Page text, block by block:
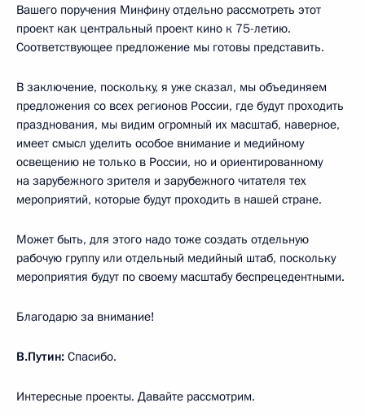
Вашего поручения Минфину отдельно рассмотреть этот
проект как центральный проект кино к 75-летию.
Соответствующее предложение мы готовы представить.
В заключение, поскольку, я уже сказал, мы объединяем
предложения со всех регионов России, где будут проходить
празднования, мы видим огромный их масштаб, наверное,
имеет смысл уделить особое внимание и медийному
освещению не только в России, но и ориентированному
на зарубежного зрителя и зарубежного читателя тех
мероприятий, которые будут проходить в нашей стране.
Может быть, для этого надо тоже создать отдельную
рабочую группу или отдельный медийный штаб, поскольку
мероприятия будут по своему масштабу беспрецедентными.
Благодарю за внимание!
В.Путин: Спасибо.
Интересные проекты. Давайте рассмотрим.